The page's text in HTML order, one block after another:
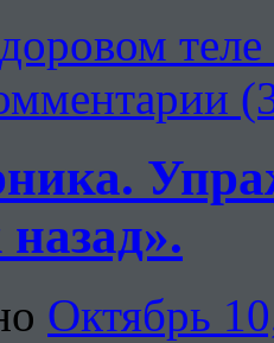
Октябрь